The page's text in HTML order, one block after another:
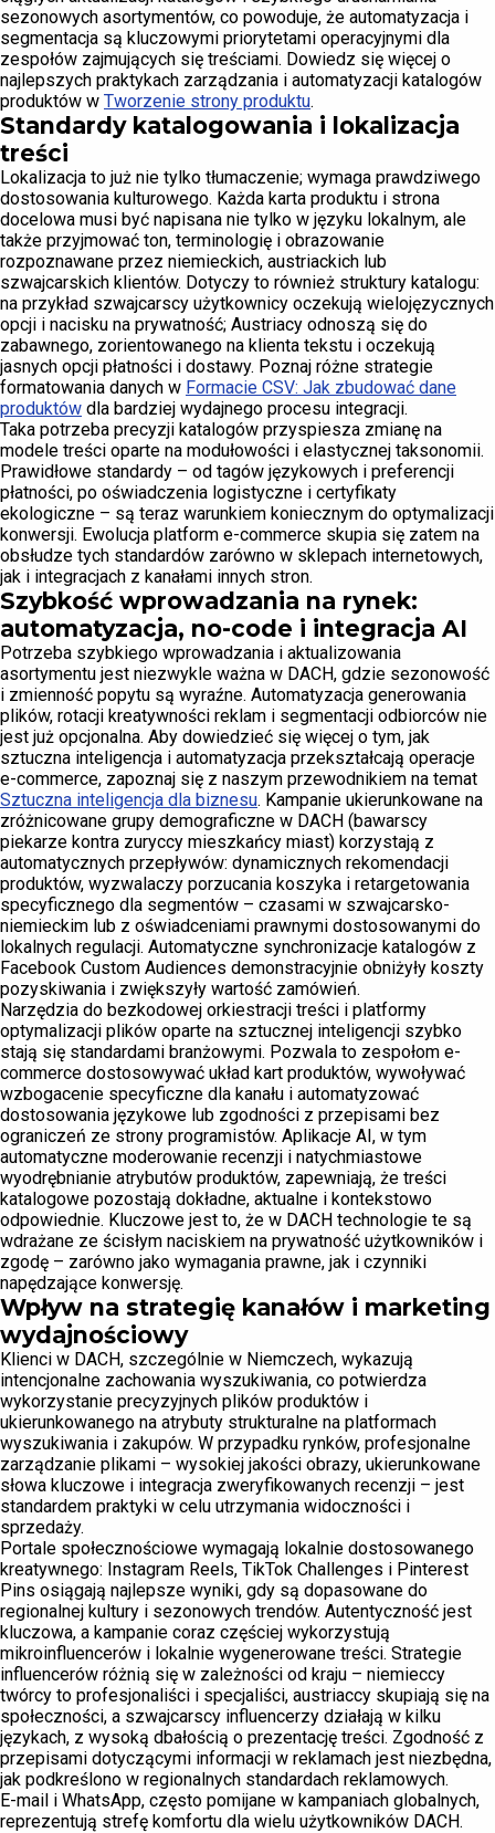
sezonowych asortymentów, co powoduje, że automatyzacja i
segmentacja są kluczowymi priorytetami operacyjnymi dla
zespołów zajmujących się treściami. Dowiedz się więcej o
najlepszych praktykach zarządzania i automatyzacji katalogów
produktów w Tworzenie strony produktu.
Standardy katalogowania i lokalizacja
treści
Lokalizacja to już nie tylko tłumaczenie; wymaga prawdziwego
dostosowania kulturowego. Każda karta produktu i strona
docelowa musi być napisana nie tylko w języku lokalnym, ale
także przyjmować ton, terminologię i obrazowanie
rozpoznawane przez niemieckich, austriackich lub
szwajcarskich klientów. Dotyczy to również struktury katalogu:
na przykład szwajcarscy użytkownicy oczekują wielojęzycznych
opcji i nacisku na prywatność; Austriacy odnoszą się do
zabawnego, zorientowanego na klienta tekstu i oczekują
jasnych opcji płatności i dostawy. Poznaj różne strategie
formatowania danych w Formacie CSV: Jak zbudować dane
produktów dla bardziej wydajnego procesu integracji.
Taka potrzeba precyzji katalogów przyspiesza zmianę na
modele treści oparte na modułowości i elastycznej taksonomii.
Prawidłowe standardy – od tagów językowych i preferencji
płatności, po oświadczenia logistyczne i certyfikaty
ekologiczne – są teraz warunkiem koniecznym do optymalizacji
konwersji. Ewolucja platform e-commerce skupia się zatem na
obsłudze tych standardów zarówno w sklepach internetowych,
jak i integracjach z kanałami innych stron.
Szybkość wprowadzania na rynek:
automatyzacja, no-code i integracja AI
Potrzeba szybkiego wprowadzania i aktualizowania
asortymentu jest niezwykle ważna w DACH, gdzie sezonowość
i zmienność popytu są wyraźne. Automatyzacja generowania
plików, rotacji kreatywności reklam i segmentacji odbiorców nie
jest już opcjonalna. Aby dowiedzieć się więcej o tym, jak
sztuczna inteligencja i automatyzacja przekształcają operacje
e-commerce, zapoznaj się z naszym przewodnikiem na temat
Sztuczna inteligencja dla biznesu. Kampanie ukierunkowane na
zróżnicowane grupy demograficzne w DACH (bawarscy
piekarze kontra zuryccy mieszkańcy miast) korzystają z
automatycznych przepływów: dynamicznych rekomendacji
produktów, wyzwalaczy porzucania koszyka i retargetowania
specyficznego dla segmentów – czasami w szwajcarsko-
niemieckim lub z oświadceniami prawnymi dostosowanymi do
lokalnych regulacji. Automatyczne synchronizacje katalogów z
Facebook Custom Audiences demonstracyjnie obniżyły koszty
pozyskiwania i zwiększyły wartość zamówień.
Narzędzia do bezkodowej orkiestracji treści i platformy
optymalizacji plików oparte na sztucznej inteligencji szybko
stają się standardami branżowymi. Pozwala to zespołom e-
commerce dostosowywać układ kart produktów, wywoływać
wzbogacenie specyficzne dla kanału i automatyzować
dostosowania językowe lub zgodności z przepisami bez
ograniczeń ze strony programistów. Aplikacje AI, w tym
automatyczne moderowanie recenzji i natychmiastowe
wyodrębnianie atrybutów produktów, zapewniają, że treści
katalogowe pozostają dokładne, aktualne i kontekstowo
odpowiednie. Kluczowe jest to, że w DACH technologie te są
wdrażane ze ścisłym naciskiem na prywatność użytkowników i
zgodę – zarówno jako wymagania prawne, jak i czynniki
napędzające konwersję.
Wpływ na strategię kanałów i marketing
wydajnościowy
Klienci w DACH, szczególnie w Niemczech, wykazują
intencjonalne zachowania wyszukiwania, co potwierdza
wykorzystanie precyzyjnych plików produktów i
ukierunkowanego na atrybuty strukturalne na platformach
wyszukiwania i zakupów. W przypadku rynków, profesjonalne
zarządzanie plikami – wysokiej jakości obrazy, ukierunkowane
słowa kluczowe i integracja zweryfikowanych recenzji – jest
standardem praktyki w celu utrzymania widoczności i
sprzedaży.
Portale społecznościowe wymagają lokalnie dostosowanego
kreatywnego: Instagram Reels, TikTok Challenges i Pinterest
Pins osiągają najlepsze wyniki, gdy są dopasowane do
regionalnej kultury i sezonowych trendów. Autentyczność jest
kluczowa, a kampanie coraz częściej wykorzystują
mikroinfluencerów i lokalnie wygenerowane treści. Strategie
influencerów różnią się w zależności od kraju – niemieccy
twórcy to profesjonaliści i specjaliści, austriaccy skupiają się na
społeczności, a szwajcarscy influencerzy działają w kilku
językach, z wysoką dbałością o prezentację treści. Zgodność z
przepisami dotyczącymi informacji w reklamach jest niezbędna,
jak podkreślono w regionalnych standardach reklamowych.
E-mail i WhatsApp, często pomijane w kampaniach globalnych,
reprezentują strefę komfortu dla wielu użytkowników DACH.